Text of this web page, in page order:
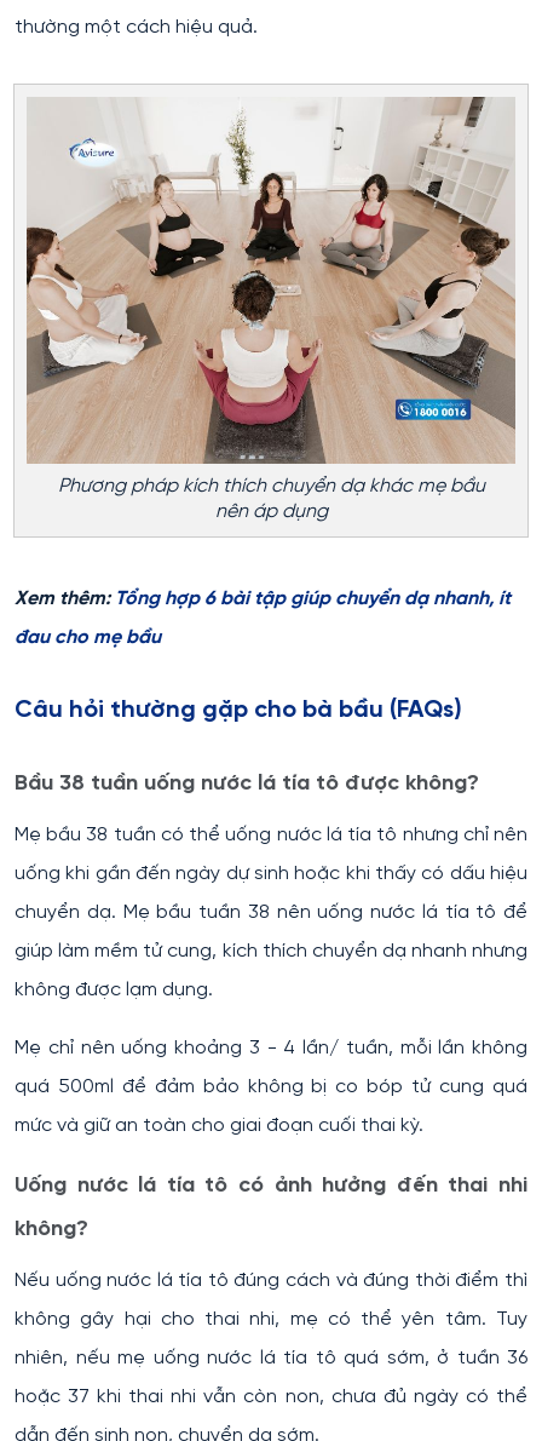
thường một cách hiệu quả.
Phương pháp kích thích chuyển dạ khác mẹ bầu
nên áp dụng
Xem thêm: Tổng hợp 6 bài tập giúp chuyển dạ nhanh, ít
đau cho mẹ bầu
Câu hỏi thường gặp cho bà bầu (FAQs)
Bầu 38 tuần uống nước lá tía tô được không?
Mẹ bầu 38 tuần có thể uống nước lá tía tô nhưng chỉ nên
uống khi gần đến ngày dự sinh hoặc khi thấy có dấu hiệu
chuyển dạ. Mẹ bầu tuần 38 nên uống nước lá tía tô để
giúp làm mềm tử cung, kích thích chuyển dạ nhanh nhưng
không được lạm dụng.
Mẹ chỉ nên uống khoảng 3 - 4 lần/ tuần, mỗi lần không
quá 500ml để đảm bảo không bị co bóp tử cung quá
mức và giữ an toàn cho giai đoạn cuối thai kỳ.
Uống nước lá tía tô có ảnh hưởng đến thai nhi
không?
Nếu uống nước lá tía tô đúng cách và đúng thời điểm thì
không gây hại cho thai nhi, mẹ có thể yên tâm. Tuy
nhiên, nếu mẹ uống nước lá tía tô quá sớm, ở tuần 36
hoặc 37 khi thai nhi vẫn còn non, chưa đủ ngày có thể
dẫn đến sinh non, chuyển dạ sớm.